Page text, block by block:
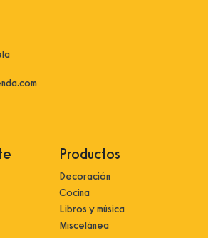
Productos
Decoración
Cocina
Libros y música
Miscelánea